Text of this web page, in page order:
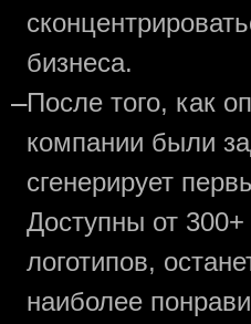
бизнеса.
—После того, как
компании были
сгенерирует
Доступны от 300+
логотипов,
наиболее